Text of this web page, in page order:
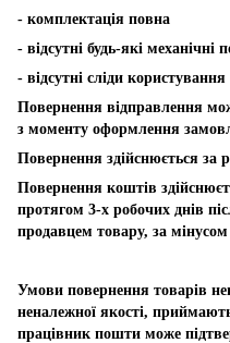
- комплектація повна
- відсутні будь-які
- відсутні сліди користування
Повернення відправлення
з моменту оформлення
Повернення здійснюється за
Повернення коштів
протягом 3-х робочих днів
продавцем товару, за мінусом
Умови повернення товарів
неналежної якості,
працівник пошти може